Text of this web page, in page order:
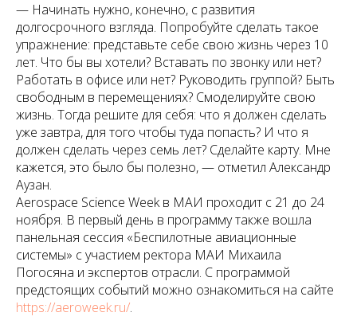
— Начинать нужно, конечно, с развития
долгосрочного взгляда. Попробуйте сделать такое
упражнение: представьте себе свою жизнь через 10
лет. Что бы вы хотели? Вставать по звонку или нет?
Работать в офисе или нет? Руководить группой? Быть
свободным в перемещениях? Смоделируйте свою
жизнь. Тогда решите для себя: что я должен сделать
уже завтра, для того чтобы туда попасть? И что я
должен сделать через семь лет? Сделайте карту. Мне
кажется, это было бы полезно, — отметил Александр
Аузан.
Aerospace Science Week в МАИ проходит с 21 до 24
ноября. В первый день в программу также вошла
панельная сессия «Беспилотные авиационные
системы» с участием ректора МАИ Михаила
Погосяна и экспертов отрасли. С программой
предстоящих событий можно ознакомиться на сайте
https://aeroweek.ru/.